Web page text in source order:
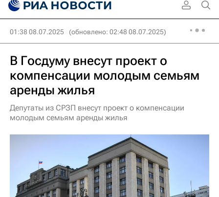
01:38 08.07.2025 (обновлено: 02:48 08.07.2025)
В Госдуму внесут проект о
компенсации молодым семьям
аренды жилья
Депутаты из СРЗП внесут проект о компенсации
молодым семьям аренды жилья